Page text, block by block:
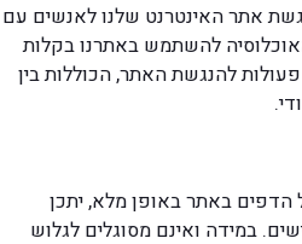
אתר האינטרנט שלנו לאנשים עם
להשתמש באתרנו בקלות
פעולות להנגשת האתר, הכוללות בין
הדפים באתר באופן מלא, יתכן
במידה ואינם מסוגלים לגלוש